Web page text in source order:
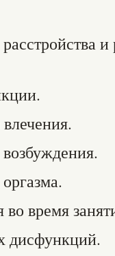
время
дисфункций.